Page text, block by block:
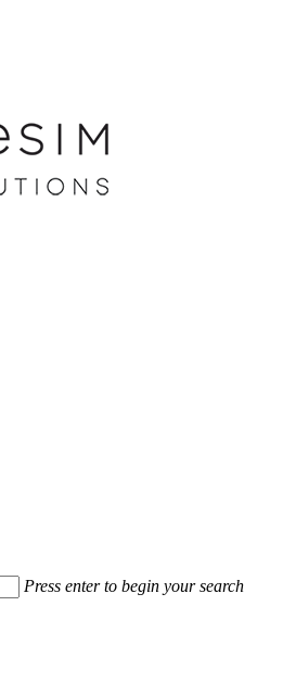
Press enter to begin your search